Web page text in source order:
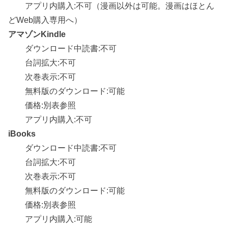
アプリ内購入:不可（漫画以外は可能。漫画はほとん
どWeb購入専用へ）
アマゾンKindle
ダウンロード中読書:不可
台詞拡大:不可
次巻表示:不可
無料版のダウンロード:可能
価格:別表参照
アプリ内購入:不可
iBooks
ダウンロード中読書:不可
台詞拡大:不可
次巻表示:不可
無料版のダウンロード:可能
価格:別表参照
アプリ内購入:可能